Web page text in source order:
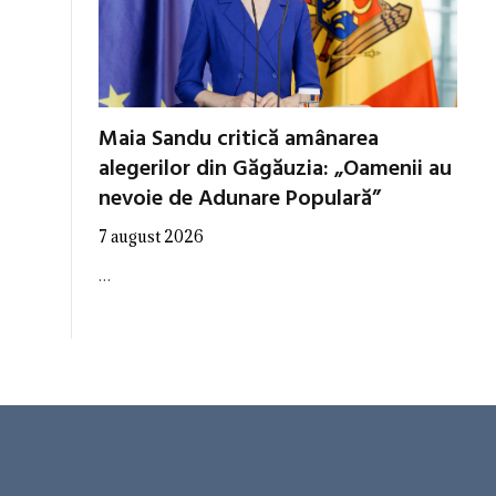
Maia Sandu critică amânarea
alegerilor din Găgăuzia: „Oamenii au
nevoie de Adunare Populară”
7 august 2026
…